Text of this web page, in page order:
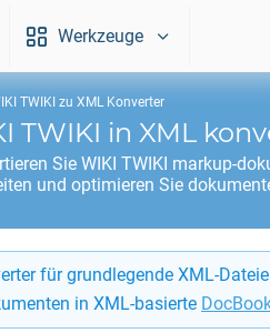
Werkzeuge
TWIKI zu XML Konverter
TWIKI in XML
Sie WIKI TWIKI markup-
und optimieren Sie
für grundlegende XML-
in XML-basierte